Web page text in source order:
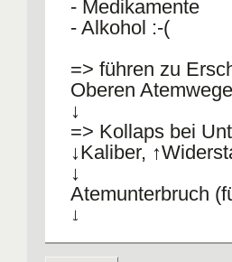
- Medikamente
- Alkohol :-(
=> führen zu
Oberen Atemwege
↓
=> Kollaps bei
↓Kaliber,
↓
Atemunterbruch
↓